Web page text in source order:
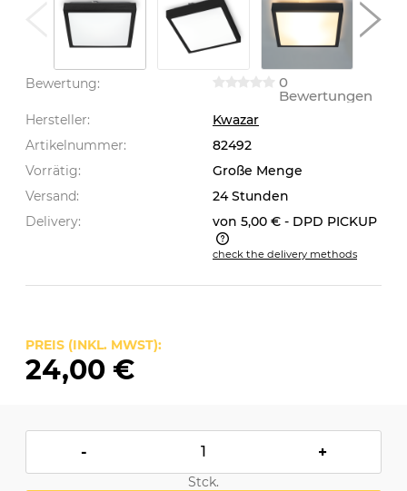
Bewertung: 0
Bewertungen
Hersteller:
Kwazar
Artikelnummer:
82492
Vorrätig:
Große Menge
Versand:
24 Stunden
Delivery:
von 5,00 € - DPD PICKUP
The price does not include any possible payment
check the delivery methods
PREIS (INKL. MWST):
24,00 €
- +
Stck.